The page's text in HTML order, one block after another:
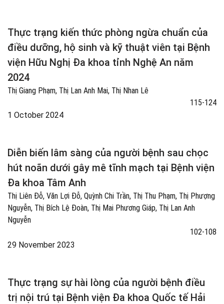
Thực trạng kiến thức phòng ngừa chuẩn của
điều dưỡng, hộ sinh và kỹ thuật viên tại Bệnh
viện Hữu Nghị Đa khoa tỉnh Nghệ An năm
2024
Thị Giang Phạm, Thị Lan Anh Mai, Thị Nhan Lê
115-124
1 October 2024
Diễn biến lâm sàng của người bệnh sau chọc
hút noãn dưới gây mê tĩnh mạch tại Bệnh viện
Đa khoa Tâm Anh
Thị Liên Đỗ, Văn Lợi Đỗ, Quỳnh Chi Trần, Thị Thu Phạm, Thị Phượng
Nguyễn, Thị Bích Lệ Đoàn, Thị Mai Phương Giáp, Thị Lan Anh
Nguyễn
102-108
29 November 2023
Thực trạng sự hài lòng của người bệnh điều
trị nội trú tại Bệnh viện Đa khoa Quốc tế Hải